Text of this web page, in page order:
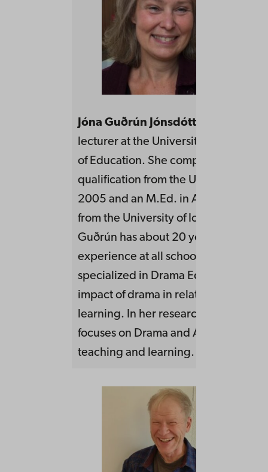
Jóna Guðrún Jónsdóttir
lecturer at the University of Iceland,
of Education. She completed her
qualification from the University of
2005 and an M.Ed. in Arts
from the University of Iceland, in
Guðrún has about 20 years of
experience at all school levels. She
specialized in Drama Education and
impact of drama in relation to
learning. In her research and
focuses on Drama and Artistic
teaching and learning.